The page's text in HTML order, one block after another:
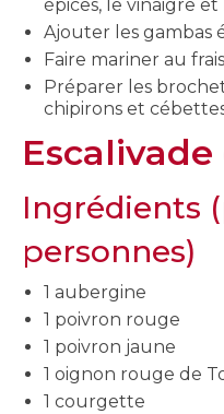
épices, le vinaigre et
Ajouter les gambas
Faire mariner au
Préparer les
chipirons et
Ingrédients
personnes)
1 aubergine
1 poivron rouge
1 poivron jaune
1 oignon rouge de
1 courgette